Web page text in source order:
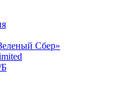
Сбер»